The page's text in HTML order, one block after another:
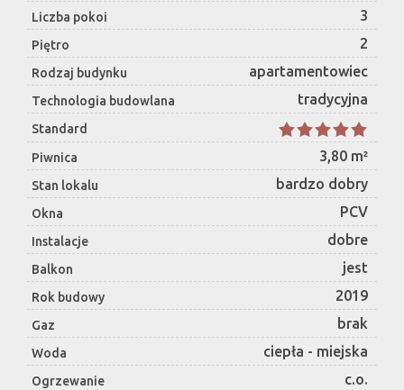
Liczba pokoi 3
Piętro 2
Rodzaj budynku apartamentowiec
Technologia budowlana tradycyjna
Standard
Piwnica
3,80 m²
Stan lokalu bardzo dobry
Okna PCV
Instalacje dobre
Balkon jest
Rok budowy 2019
Gaz brak
Woda ciepła - miejska
Ogrzewanie c.o.